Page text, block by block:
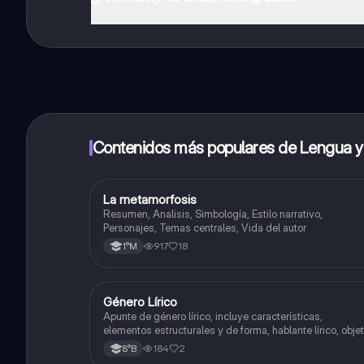
inmeditamente. Puedes ganar dinero utilizando la
Contenidos más populares de Lengua
Lengua y Comunicación
La metamorfosis
Resumen, Analisis, Simbología, Estilo narrativo,
Personajes, Temas centrales, Vida del autor
1°M 917 18
Lengua y Comunicación
Género Lírico
Apunte de género lírico, incluye características,
elementos estructurales y de forma, hablante lírico,
lírico, motivo lírico, temple de ánimo, actitudes líricas y
sinalefa.
8°B 184 2